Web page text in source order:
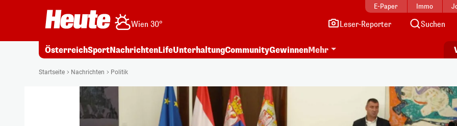
E-Paper Immo
Wien 30° Leser-Reporter Suchen
ÖsterreichSportNachrichtenLifeUnterhaltungCommunityGewinnenMehr
Startseite Nachrichten Politik